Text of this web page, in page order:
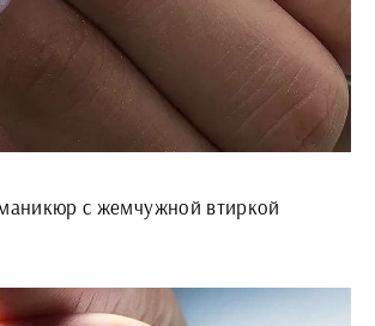
с жемчужной втиркой